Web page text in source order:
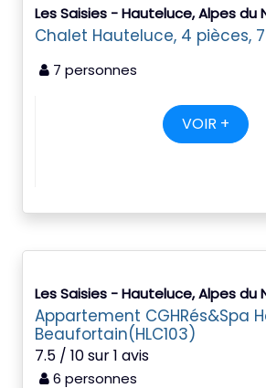
Les Saisies - Hauteluce, Alpes du
Chalet Hauteluce, 4 pièces,
7 personnes
VOIR +
Les Saisies - Hauteluce, Alpes du
Appartement CGHRés&Spa
Beaufortain(HLC103)
7.5 / 10 sur 1 avis
6 personnes